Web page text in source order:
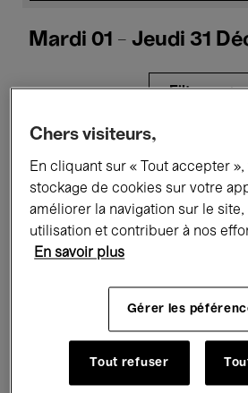
Mardi 01 - Jeudi 31
Filtres
Expositions Films
Rencontres & Débats Jazz
Musique électronique
Pour tous Kids’ Palace
Chers visiteurs,
En cliquant sur « Tout accepter
stockage de cookies sur votre
améliorer la navigation sur le site,
utilisation et contribuer à nos
En savoir plus
Gérer les
Tout refuser